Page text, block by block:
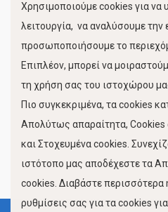
FOLLOW US
Χρησιμοποιούμε cookies για να
λειτουργία, να αναλύσουμε την
προσωποποιήσουμε το
Επιπλέον, μπορεί να
τη χρήση σας του ιστοχώρου
Πιο συγκεκριμένα, τα cookies
Απολύτως απαραίτητα, Cookies
και Στοχευμένα cookies.
ιστότοπο μας αποδέχεστε τα
cookies. Διαβάστε περισσότερα
ρυθμίσεις σας για τα cookies